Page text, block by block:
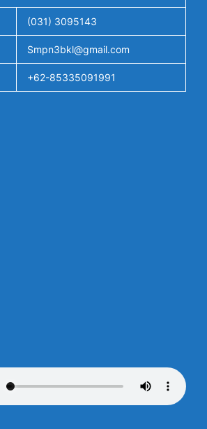
(031) 3095143
Smpn3bkl@gmail.com
+62-85335091991